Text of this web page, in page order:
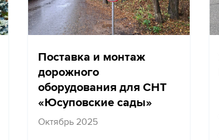
Поставка и монтаж
дорожного
оборудования для СНТ
«Юсуповские сады»
Октябрь 2025